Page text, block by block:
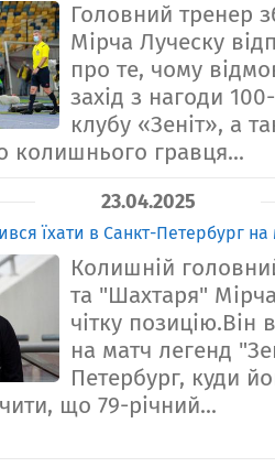
Головний тренер
Мірча Луческу
про те, чому
захід з нагоди
клубу «Зеніт», а
колишнього гравця...
23.04.2025
їхати в Санкт-Петербург на
Колишній
та "Шахтаря"
чітку позицію.Він
на матч легенд
Петербург, куди
що 79-річний...